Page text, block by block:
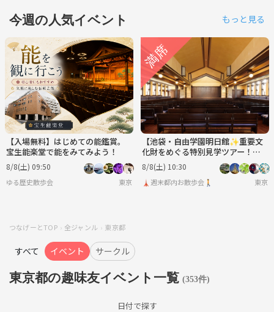
今週の人気イベント もっと見る
【入場無料】はじめての能鑑賞。
宝生能楽堂で能をみてみよう！
8/8(土) 09:50
ゆる歴史散歩会 東京
【池袋・自由学園明日館✨重要文
化財をめぐる特別見学ツアー！建
築好き歓迎／
8/8(土) 10:30
🗼週末都内お散歩会🚶 東京
つなげーとTOP 全ジャンル 東京都
すべて イベント サークル
東京都の趣味友イベント一覧 (353件)
日付で探す